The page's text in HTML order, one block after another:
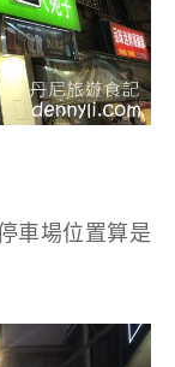
車場位置算是